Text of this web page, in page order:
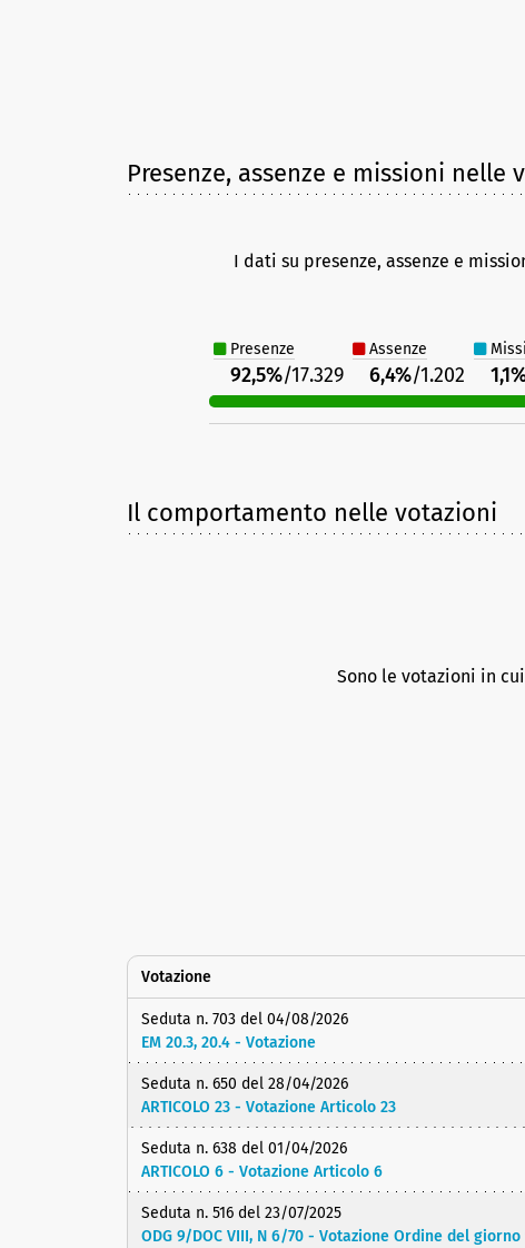
Presenze, assenze e missioni nelle
I dati su presenze, assenze e
Presenze Assenze
92,5%/17.329 6,4%/1.202
Il comportamento nelle votazioni
Sono le votazioni in
Votazione
Seduta n. 703 del 04/08/2026
EM 20.3, 20.4 - Votazione
Seduta n. 650 del 28/04/2026
ARTICOLO 23 - Votazione Articolo 23
Seduta n. 638 del 01/04/2026
ARTICOLO 6 - Votazione Articolo 6
Seduta n. 516 del 23/07/2025
ODG 9/DOC VIII, N 6/70 - Votazione Ordine del giorno